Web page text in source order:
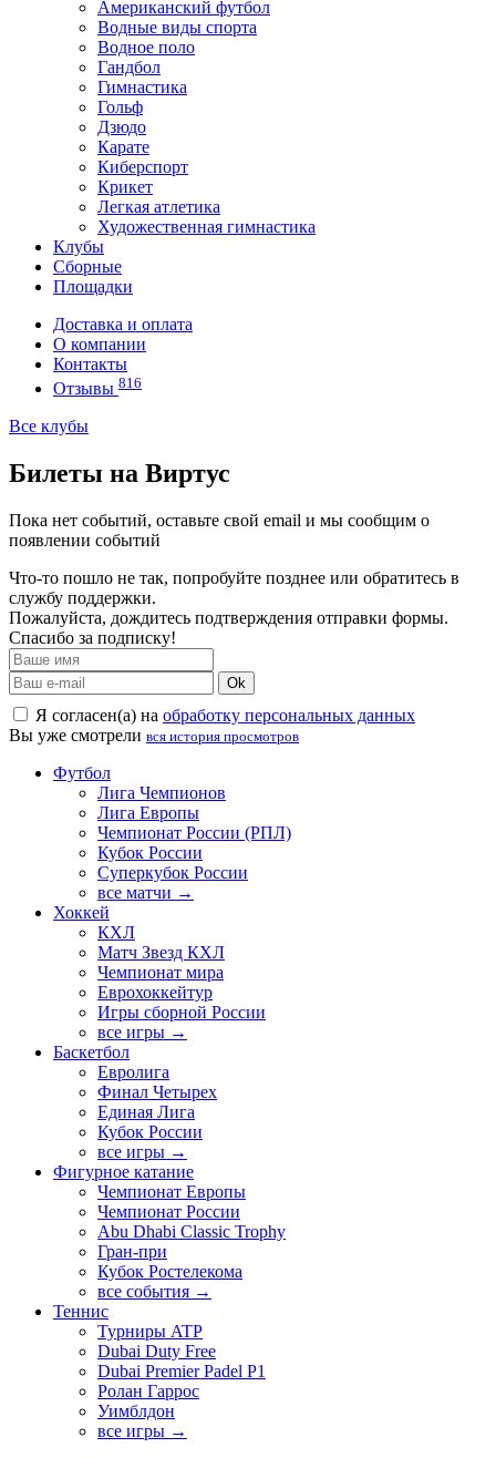
Американский футбол
Водные виды спорта
Водное поло
Гандбол
Гимнастика
Гольф
Дзюдо
Карате
Киберспорт
Крикет
Легкая атлетика
Художественная гимнастика
Клубы
Сборные
Площадки
Доставка и оплата
О компании
Контакты
Отзывы 816
Все клубы
Билеты на Виртус
Пока нет событий, оставьте свой email и мы сообщим о
появлении событий
Что-то пошло не так, попробуйте позднее или обратитесь в
службу поддержки.
Пожалуйста, дождитесь подтверждения отправки формы.
Спасибо за подписку!
Ok
Я согласен(а) на обработку персональных данных
Вы уже смотрели вся история просмотров
Футбол
Лига Чемпионов
Лига Европы
Чемпионат России (РПЛ)
Кубок России
Суперкубок России
все матчи →
Хоккей
КХЛ
Матч Звезд КХЛ
Чемпионат мира
Еврохоккейтур
Игры сборной России
все игры →
Баскетбол
Евролига
Финал Четырех
Единая Лига
Кубок России
все игры →
Фигурное катание
Чемпионат Европы
Чемпионат России
Abu Dhabi Classic Trophy
Гран-при
Кубок Ростелекома
все события →
Теннис
Турниры ATP
Dubai Duty Free
Dubai Premier Padel P1
Ролан Гаррос
Уимблдон
все игры →